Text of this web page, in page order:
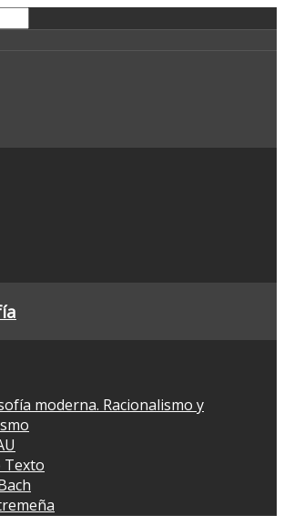
moderna. Racionalismo y
Texto